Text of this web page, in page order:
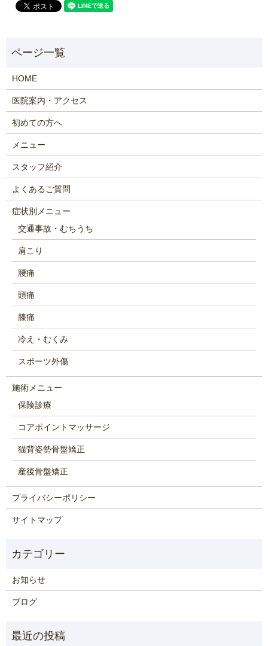
HOME
医院案内・アクセス
初めての方へ
メニュー
スタッフ紹介
よくあるご質問
症状別メニュー
交通事故・むちうち
肩こり
腰痛
頭痛
膝痛
冷え・むくみ
スポーツ外傷
施術メニュー
保険診療
コアポイントマッサージ
猫背姿勢骨盤矯正
産後骨盤矯正
プライバシーポリシー
サイトマップ
お知らせ
ブログ